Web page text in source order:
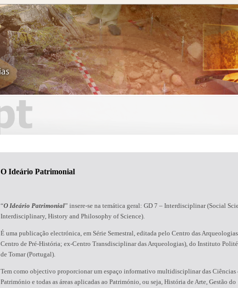
O Ideário Patrimonial
“O Ideário Patrimonial” insere-se na temática geral: GD 7 – Interdisciplinar (Social
Interdisciplinary, History and Philosophy of Science).
É uma publicação electrónica, em Série Semestral, editada pelo Centro das
Centro de Pré-História; ex-Centro Transdisciplinar das Arqueologias), do Instituto
de Tomar (Portugal).
Tem como objectivo proporcionar um espaço informativo multidisciplinar das Ciências
Património e todas as áreas aplicadas ao Património, ou seja, História de Arte, Gestão do